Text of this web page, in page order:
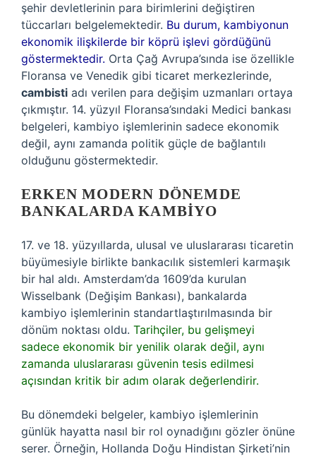
şehir devletlerinin para birimlerini değiştiren
tüccarları belgelemektedir. Bu durum, kambiyonun
ekonomik ilişkilerde bir köprü işlevi gördüğünü
göstermektedir. Orta Çağ Avrupa’sında ise özellikle
Floransa ve Venedik gibi ticaret merkezlerinde,
cambisti adı verilen para değişim uzmanları ortaya
çıkmıştır. 14. yüzyıl Floransa’sındaki Medici bankası
belgeleri, kambiyo işlemlerinin sadece ekonomik
değil, aynı zamanda politik güçle de bağlantılı
olduğunu göstermektedir.
ERKEN MODERN DÖNEMDE
BANKALARDA KAMBIYO
17. ve 18. yüzyıllarda, ulusal ve uluslararası ticaretin
büyümesiyle birlikte bankacılık sistemleri karmaşık
bir hal aldı. Amsterdam’da 1609’da kurulan
Wisselbank (Değişim Bankası), bankalarda
kambiyo işlemlerinin standartlaştırılmasında bir
dönüm noktası oldu. Tarihçiler, bu gelişmeyi
sadece ekonomik bir yenilik olarak değil, aynı
zamanda uluslararası güvenin tesis edilmesi
açısından kritik bir adım olarak değerlendirir.
Bu dönemdeki belgeler, kambiyo işlemlerinin
günlük hayatta nasıl bir rol oynadığını gözler önüne
serer. Örneğin, Hollanda Doğu Hindistan Şirketi’nin